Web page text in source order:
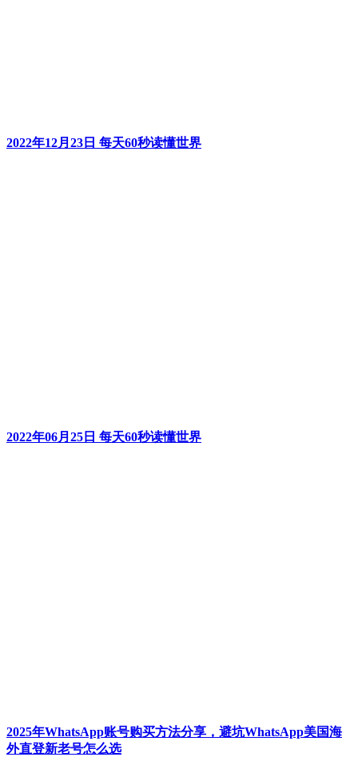
2022年12月23日 每天60秒读懂世界
2022年06月25日 每天60秒读懂世界
2025年WhatsApp账号购买方法分享，避坑WhatsApp美国海
外直登新老号怎么选